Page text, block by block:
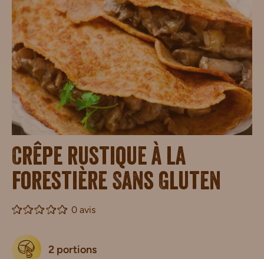
Crêpe rustique à la
forestière Sans Gluten
0 avis
2 portions